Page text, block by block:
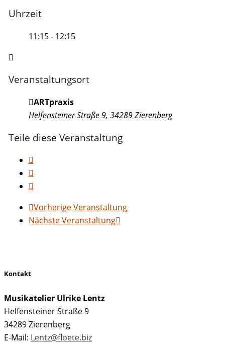
Uhrzeit
11:15 - 12:15
Veranstaltungsort
ARTpraxis
Helfensteiner Straße 9, 34289 Zierenberg
Teile diese Veranstaltung
Vorherige Veranstaltung
Nächste Veranstaltung
Kontakt
Musikatelier Ulrike Lentz
Helfensteiner Straße 9
34289 Zierenberg
E-Mail: Lentz@floete.biz